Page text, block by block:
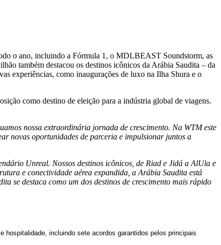
o ano, incluindo a Fórmula 1, o MDLBEAST Soundstorm, as
também destacou os destinos icônicos da Arábia Saudita – da
experiências, como inaugurações de luxo na Ilha Shura e o
como destino de eleição para a indústria global de viagens.
nossa extraordinária jornada de crescimento. Na WTM este
novas oportunidades de parceria e impulsionar juntos a
Unreal. Nossos destinos icônicos, de Riad e Jidá a AlUla e
e conectividade aérea expandida, a Arábia Saudita está
se destaca como um dos destinos de crescimento mais rápido
incluindo sete acordos garantidos pelos principais